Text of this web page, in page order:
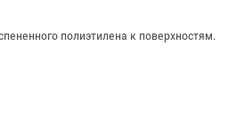
полиэтилена к поверхностям.